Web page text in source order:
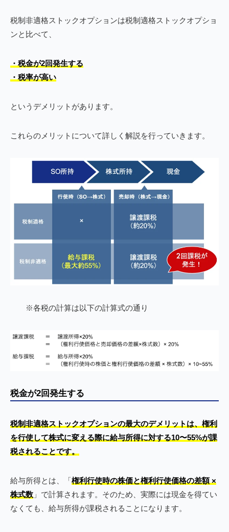
税制非適格ストックオプションは税制適格ストックオプショ
ンと比べて、
・税金が2回発生する
・税率が高い
というデメリットがあります。
これらのメリットについて詳しく解説を行っていきます。
※各税の計算は以下の計算式の通り
税金が2回発生する
税制非適格ストックオプションの最大のデメリットは、権利
を行使して株式に変える際に給与所得に対する10〜55%が課
税されることです。
給与所得とは、「権利行使時の株価と権利行使価格の差額 ×
株式数 」で計算されます。そのため、実際には現金を得てい
なくても、給与所得が課税されることになります。